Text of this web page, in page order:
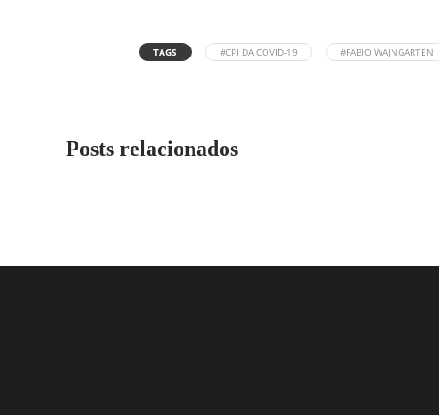
TAGS #CPI DA COVID-19 #FABIO WAJNGARTEN
Posts relacionados